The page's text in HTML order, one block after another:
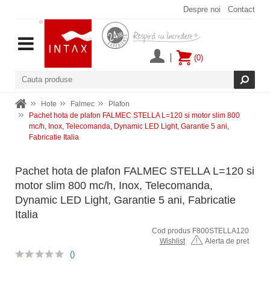
Despre noi Contact
(0)
Hote Falmec
Plafon
Pachet hota de plafon FALMEC STELLA L=120 si motor slim 800
mc/h, Inox, Telecomanda, Dynamic LED Light, Garantie 5 ani,
Fabricatie Italia
Pachet hota de plafon FALMEC STELLA L=120 si
motor slim 800 mc/h, Inox, Telecomanda,
Dynamic LED Light, Garantie 5 ani, Fabricatie
Italia
Cod produs F800STELLA120
Wishlist
Alerta de pret
()